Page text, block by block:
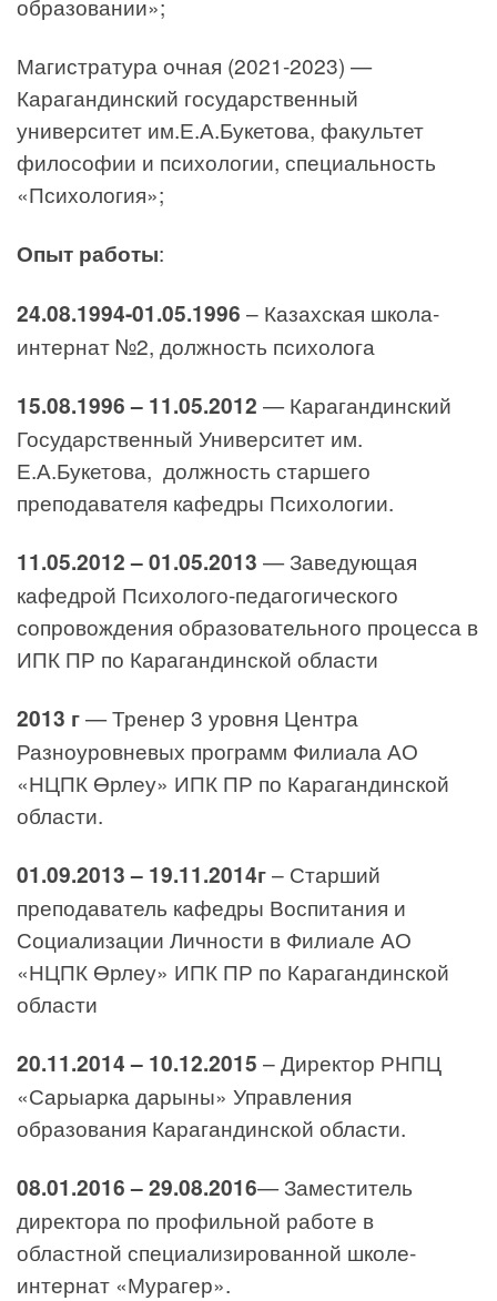
образовании»;
Магистратура очная (2021-2023) —
Карагандинский государственный
университет им.Е.А.Букетова, факультет
философии и психологии, специальность
«Психология»;
Опыт работы:
24.08.1994-01.05.1996 – Казахская школа-
интернат №2, должность психолога
15.08.1996 – 11.05.2012 — Карагандинский
Государственный Университет им.
Е.А.Букетова, должность старшего
преподавателя кафедры Психологии.
11.05.2012 – 01.05.2013 — Заведующая
кафедрой Психолого-педагогического
сопровождения образовательного процесса в
ИПК ПР по Карагандинской области
2013 г— Тренер 3 уровня Центра
Разноуровневых программ Филиала АО
«НЦПК Өрлеу» ИПК ПР по Карагандинской
области.
01.09.2013 – 19.11.2014г– Старший
преподаватель кафедры Воспитания и
Социализации Личности в Филиале АО
«НЦПК Өрлеу» ИПК ПР по Карагандинской
области
20.11.2014 – 10.12.2015 – Директор РНПЦ
«Сарыарка дарыны» Управления
образования Карагандинской области.
08.01.2016 – 29.08.2016— Заместитель
директора по профильной работе в
областной специализированной школе-
интернат «Мурагер».